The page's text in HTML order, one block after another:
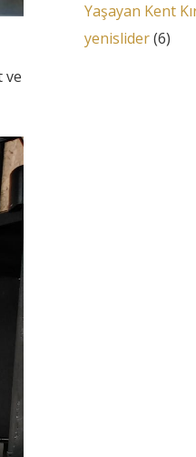
ve
Yaşayan Kent
yenislider(6)